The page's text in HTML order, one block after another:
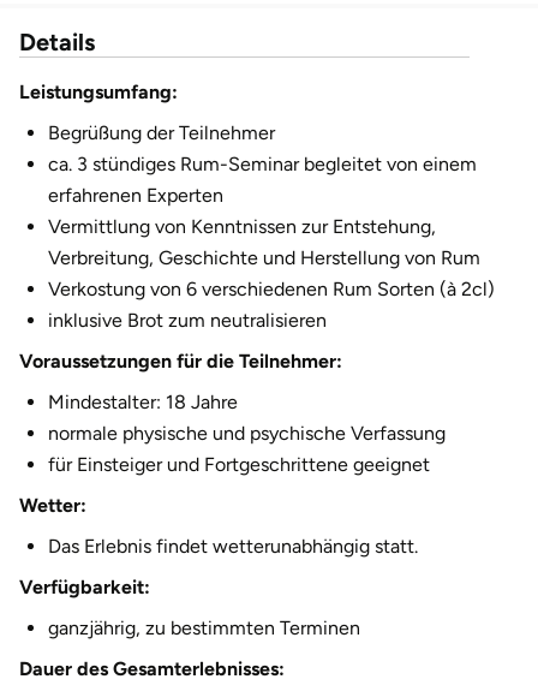
Details
Leistungsumfang:
Begrüßung der Teilnehmer
ca. 3 stündiges Rum-Seminar begleitet von einem
erfahrenen Experten
Vermittlung von Kenntnissen zur Entstehung,
Verbreitung, Geschichte und Herstellung von Rum
Verkostung von 6 verschiedenen Rum Sorten (à 2cl)
inklusive Brot zum neutralisieren
Voraussetzungen für die Teilnehmer:
Mindestalter: 18 Jahre
normale physische und psychische Verfassung
für Einsteiger und Fortgeschrittene geeignet
Wetter:
Das Erlebnis findet wetterunabhängig statt.
Verfügbarkeit:
ganzjährig, zu bestimmten Terminen
Dauer des Gesamterlebnisses:
Essen
Frankfurt am Main
Freiberg
Freiburg
Fulda
Fürstenfeldbruck
Geiselwind
Gelnhausen
Gera